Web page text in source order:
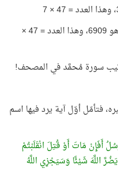
مجموع أرقام الآيات من 144 حتى 185 هو 6909، وهذا العدد = 47 ×
فتأمّل أوّل آية يرد فيها اسم
أَفَإِنْ مَاتَ أَوْ قُتِلَ انْقَلَبْتُمْ
اللَّهَ شَيْئًا وَسَيَجْزِي اللَّهُ